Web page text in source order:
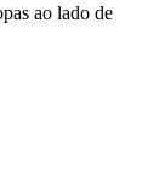
ao lado de